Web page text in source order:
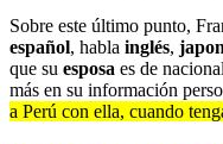
Sobre este último punto,
español, habla inglés,
que su esposa es de
más en su información
a Perú con ella, cuando